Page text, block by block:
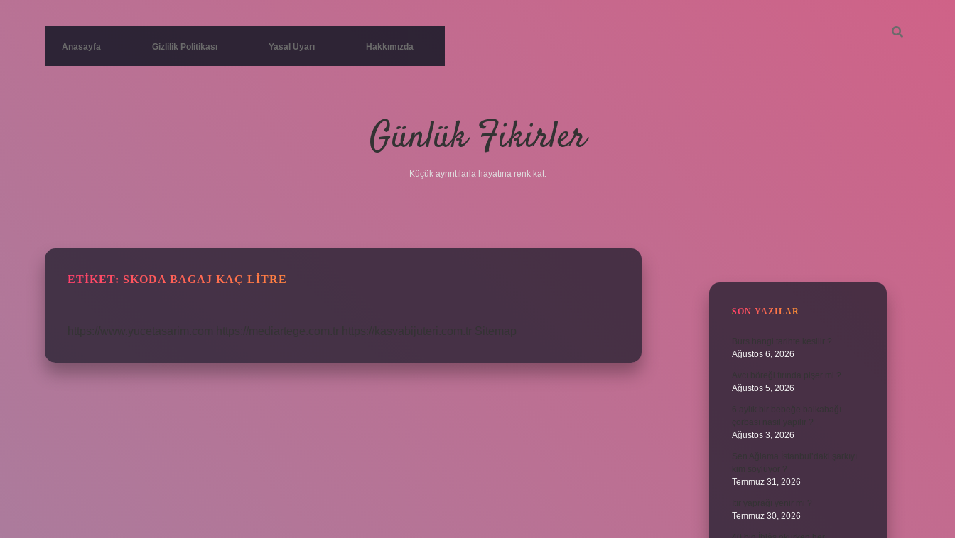
Anasayfa Gizlilik Politikası Yasal Uyarı Hakkımızda
Günlük Fikirler
Küçük ayrıntılarla hayatına renk kat.
ETIKET: SKODA BAGAJ KAÇ LITRE
SON YAZILAR
Ağustos 6, 2026
Ağustos 5, 2026
Ağustos 3, 2026
Temmuz 31, 2026
Temmuz 30, 2026